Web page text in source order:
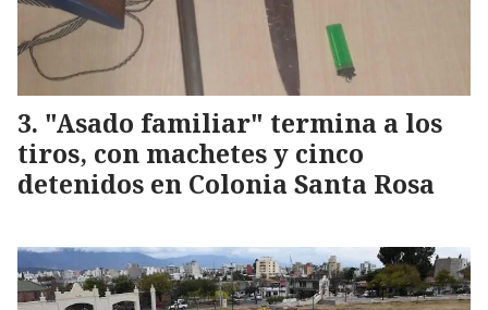
"Asado familiar" termina a los
tiros, con machetes y cinco
detenidos en Colonia Santa Rosa